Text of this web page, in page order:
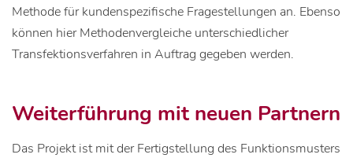
Methode für kundenspezifische Fragestellungen an. Ebenso
können hier Methodenvergleiche unterschiedlicher
Transfektionsverfahren in Auftrag gegeben werden.
Weiterführung mit neuen Partnern
Das Projekt ist mit der Fertigstellung des Funktionsmusters